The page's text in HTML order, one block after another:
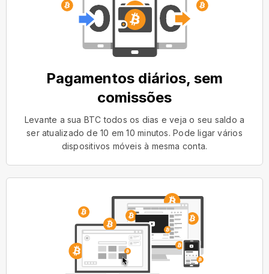
Pagamentos diários, sem
comissões
Levante a sua BTC todos os dias e veja o seu saldo a
ser atualizado de 10 em 10 minutos. Pode ligar vários
dispositivos móveis à mesma conta.